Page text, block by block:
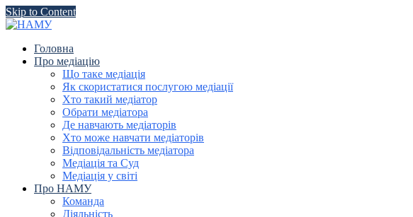
Skip to Content
Головна
Про медіацію
Що таке медіація
Як скористатися послугою медіації
Хто такий медіатор
Обрати медіатора
Де навчають медіаторів
Хто може навчати медіаторів
Відповідальність медіатора
Медіація та Суд
Медіація у світі
Про НАМУ
Команда
Діяльність